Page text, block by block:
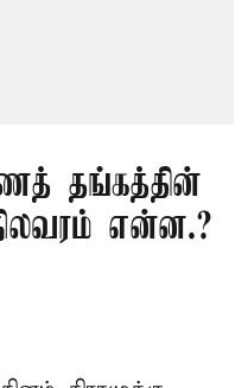
தங்கத்தின்
என்ன.?